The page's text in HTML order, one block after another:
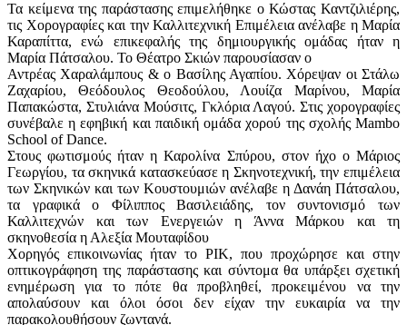
Τα κείμενα της παράστασης επιμελήθηκε ο Κώστας Καντζιλιέρης,
τις Χορογραφίες και την Καλλιτεχνική Επιμέλεια ανέλαβε η Μαρία
Καραπίττα, ενώ επικεφαλής της δημιουργικής ομάδας ήταν η
Μαρία Πάτσαλου. Το Θέατρο Σκιών παρουσίασαν ο
Αντρέας Χαραλάμπους & ο Βασίλης Αγαπίου. Χόρεψαν οι Στάλω
Ζαχαρίου, Θεόδουλος Θεοδούλου, Λουίζα Μαρίνου, Μαρία
Παπακώστα, Στυλιάνα Μούσιτς, Γκλόρια Λαγού. Στις χορογραφίες
συνέβαλε η εφηβική και παιδική ομάδα χορού της σχολής Mambo
School of Dance.
Στους φωτισμούς ήταν η Καρολίνα Σπύρου, στον ήχο ο Μάριος
Γεωργίου, τα σκηνικά κατασκεύασε η Σκηνοτεχνική, την επιμέλεια
των Σκηνικών και των Κουστουμιών ανέλαβε η Δανάη Πάτσαλου,
τα γραφικά ο Φίλιππος Βασιλειάδης, τον συντονισμό των
Καλλιτεχνών και των Ενεργειών η Άννα Μάρκου και τη
σκηνοθεσία η Αλεξία Μουταφίδου
Χορηγός επικοινωνίας ήταν το ΡΙΚ, που προχώρησε και στην
οπτικογράφηση της παράστασης και σύντομα θα υπάρξει σχετική
ενημέρωση για το πότε θα προβληθεί, προκειμένου να την
απολαύσουν και όλοι όσοι δεν είχαν την ευκαιρία να την
παρακολουθήσουν ζωντανά.